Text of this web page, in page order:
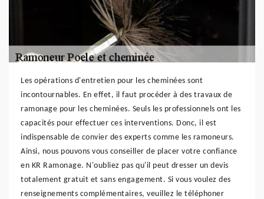
Les opérations d'entretien pour les cheminées sont
incontournables. En effet, il faut procéder à des travaux de
ramonage pour les cheminées. Seuls les professionnels ont les
capacités pour effectuer ces interventions. Donc, il est
indispensable de convier des experts comme les ramoneurs.
Ainsi, nous pouvons vous conseiller de placer votre confiance
en KR Ramonage. N'oubliez pas qu'il peut dresser un devis
totalement gratuit et sans engagement. Si vous voulez des
renseignements complémentaires, veuillez le téléphoner